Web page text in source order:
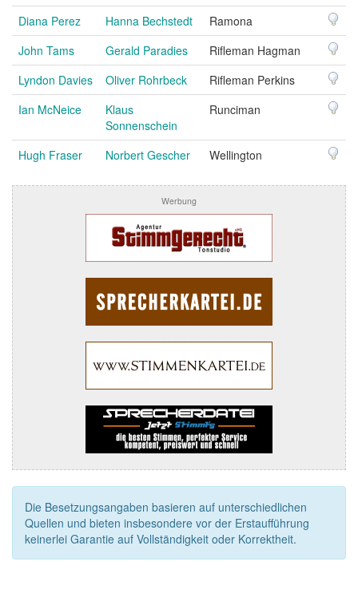
Diana Perez Hanna Bechstedt
Ramona
John Tams
Gerald Paradies
Rifleman Hagman
Lyndon Davies
Oliver Rohrbeck
Rifleman Perkins
Ian McNeice
Klaus
Sonnenschein
Runciman
Hugh Fraser Norbert Gescher Wellington
Werbung
Die Besetzungsangaben basieren auf unterschiedlichen
Quellen und bieten insbesondere vor der Erstaufführung
keinerlei Garantie auf Vollständigkeit oder Korrektheit.